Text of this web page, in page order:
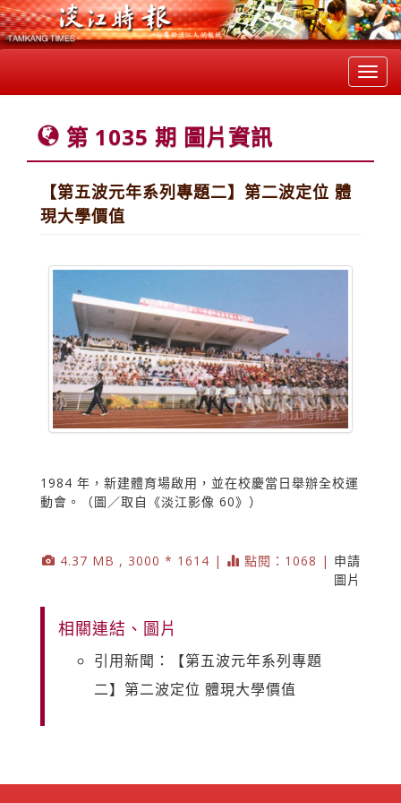
第 1035 期 圖片資訊
【第五波元年系列專題二】第二波定位 體
現大學價值
1984 年，新建體育場啟用，並在校慶當日舉辦全校運
動會。（圖／取自《淡江影像 60》）
4.37 MB , 3000 * 1614 | 點閱：1068 | 申請
圖片
相關連結、圖片
引用新聞：【第五波元年系列專題
二】第二波定位 體現大學價值